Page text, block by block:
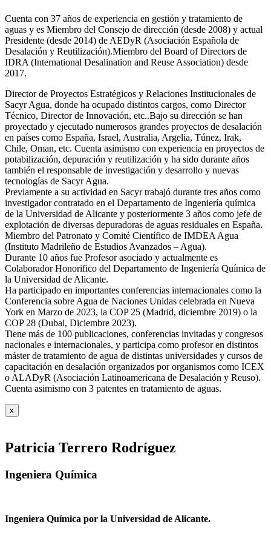
Cuenta con 37 años de experiencia en gestión y tratamiento de
aguas y es Miembro del Consejo de dirección (desde 2008) y actual
Presidente (desde 2014) de AEDyR (Asociación Española de
Desalación y Reutilización).Miembro del Board of Directors de
IDRA (International Desalination and Reuse Association) desde
2017.
Director de Proyectos Estratégicos y Relaciones Institucionales de
Sacyr Agua, donde ha ocupado distintos cargos, como Director
Técnico, Director de Innovación, etc..Bajo su dirección se han
proyectado y ejecutado numerosos grandes proyectos de desalación
en países como España, Israel, Australia, Argelia, Túnez, Irak,
Chile, Oman, etc. Cuenta asimismo con experiencia en proyectos de
potabilización, depuración y reutilización y ha sido durante años
también el responsable de investigación y desarrollo y nuevas
tecnologías de Sacyr Agua.
Previamente a su actividad en Sacyr trabajó durante tres años como
investigador contratado en el Departamento de Ingeniería química
de la Universidad de Alicante y posteriormente 3 años como jefe de
explotación de diversas depuradoras de aguas residuales en España.
Miembro del Patronato y Comité Científico de IMDEA Agua
(Instituto Madrileño de Estudios Avanzados – Agua).
Durante 10 años fue Profesor asociado y actualmente es
Colaborador Honorifico del Departamento de Ingeniería Química de
la Universidad de Alicante.
Ha participado en importantes conferencias internacionales como la
Conferencia sobre Agua de Naciones Unidas celebrada en Nueva
York en Marzo de 2023, la COP 25 (Madrid, diciembre 2019) o la
COP 28 (Dubai, Diciembre 2023).
Tiene más de 100 publicaciones, conferencias invitadas y congresos
nacionales e internacionales, y participa como profesor en distintos
máster de tratamiento de agua de distintas universidades y cursos de
capacitación en desalación organizados por organismos como ICEX
o ALADyR (Asociación Latinoamericana de Desalación y Reuso).
Cuenta asimismo con 3 patentes en tratamiento de aguas.
x
Patricia Terrero Rodríguez
Ingeniera Química
Ingeniera Química por la Universidad de Alicante.